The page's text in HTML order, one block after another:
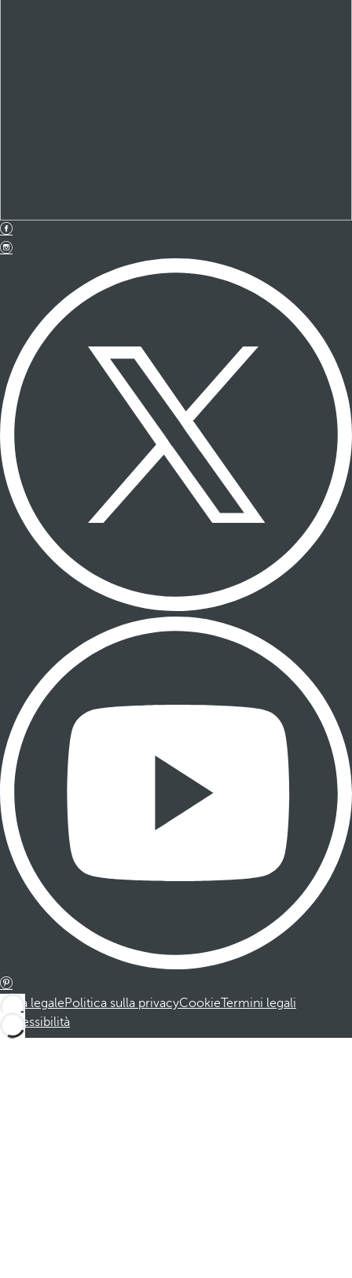
Nota legalePolitica sulla privacyCookieTermini legali
Accessibilità